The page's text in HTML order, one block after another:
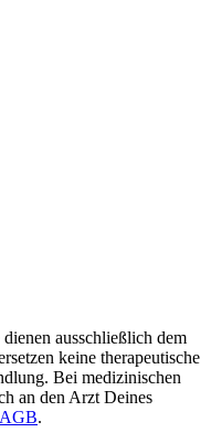
ausschließlich dem
keine therapeutische
Bei medizinischen
an den Arzt Deines
AGB.